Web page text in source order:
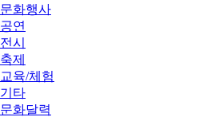
문화행사
공연
전시
축제
교육/체험
기타
문화달력